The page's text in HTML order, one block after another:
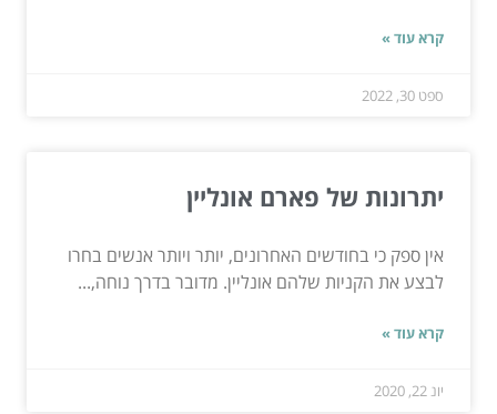
קרא עוד »
ספט 30, 2022
יתרונות של פארם אונליין
אין ספק כי בחודשים האחרונים, יותר ויותר אנשים בחרו
לבצע את הקניות שלהם אונליין. מדובר בדרך נוחה,...
קרא עוד »
יונ 22, 2020